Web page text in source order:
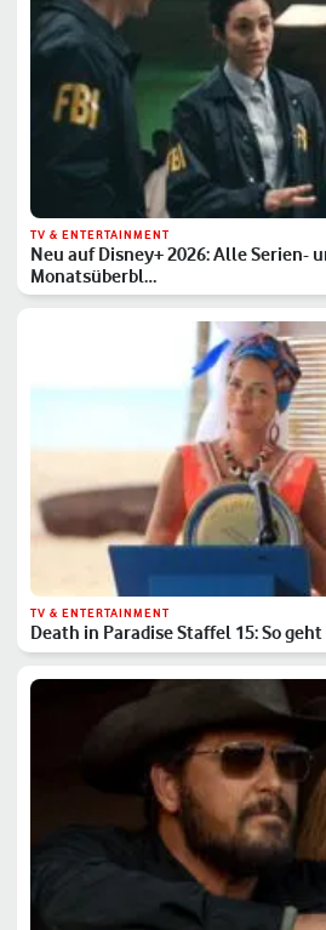
TV & ENTERTAINMENT
Neu auf Disney+ 2026: Alle Serien-
Monatsüberbl…
TV & ENTERTAINMENT
Death in Paradise Staffel 15: So